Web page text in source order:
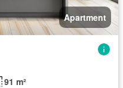
Apartment
91 m²